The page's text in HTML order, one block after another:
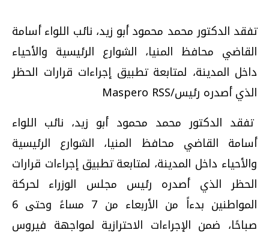
تفقد الدكتور محمد محمود أبو زيد، نائب اللواء أسامة
القاضي محافظ المنيا، الشوارع الرئيسية والأحياء
داخل المدينة، لمتابعة تطبيق إجراءات قرارات الحظر
الذي أصدره رئيس/Maspero RSS
تفقد الدكتور محمد محمود أبو زيد، نائب اللواء
أسامة القاضي محافظ المنيا، الشوارع الرئيسية
والأحياء داخل المدينة، لمتابعة تطبيق إجراءات قرارات
الحظر الذي أصدره رئيس مجلس الوزراء لحركة
المواطنين بدءاً من الأربعاء من 7 مساءً وحتى 6
صباحًا، ضمن الإجراءات الاحترازية لمواجهة فيروس